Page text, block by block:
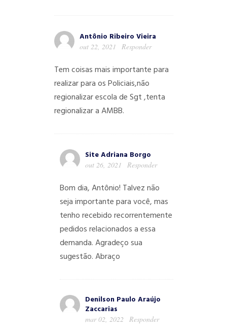
Antônio Ribeiro Vieira
out 22, 2021 Responder
Tem coisas mais importante para
realizar para os Policiais,não
regionalizar escola de Sgt ,tenta
regionalizar a AMBB.
Site Adriana Borgo
out 26, 2021 Responder
Bom dia, Antônio! Talvez não
seja importante para você, mas
tenho recebido recorrentemente
pedidos relacionados a essa
demanda. Agradeço sua
sugestão. Abraço
Denilson Paulo Araújo
Zaccarias
mar 02, 2022 Responder